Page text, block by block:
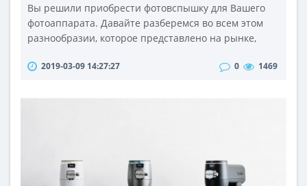
Вы решили приобрести фотовспышку для Вашего
фотоаппарата. Давайте разберемся во всем этом
разнообразии, которое представлено на рынке,
разнообразие фотовспышек очень велико, как по
характеристикам. Универсальные вспышки
2019-03-09 14:27:27 0 1469